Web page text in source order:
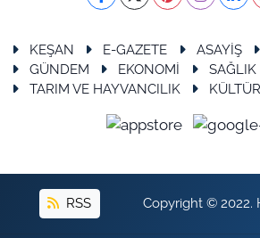
KEŞAN E-GAZETE ASAYİŞ
GÜNDEM
EKONOMİ SAĞLIK
TARIM VE HAYVANCILIK
RSS Copyright © 2022.